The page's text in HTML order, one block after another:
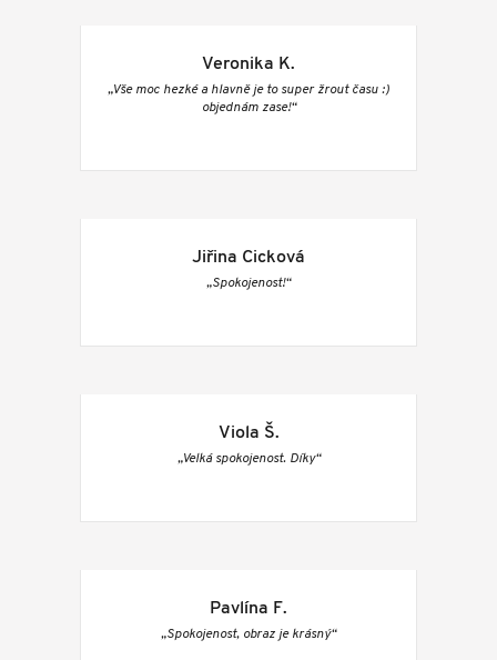
Veronika K.
„Vše moc hezké a hlavně je to super žrout času :)
objednám zase!“
Jiřina Cicková
„Spokojenost!“
Viola Š.
„Velká spokojenost. Díky“
Pavlína F.
„Spokojenost, obraz je krásný“